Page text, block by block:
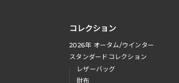
コレクション
2026年 オータム/ウインター
スタンダードコレクション
レザーバッグ
財布